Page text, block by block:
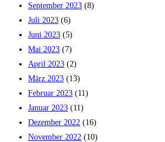
September 2023 (8)
Juli 2023 (6)
Juni 2023 (5)
Mai 2023 (7)
April 2023 (2)
März 2023 (13)
Februar 2023 (11)
Januar 2023 (11)
Dezember 2022 (16)
November 2022 (10)